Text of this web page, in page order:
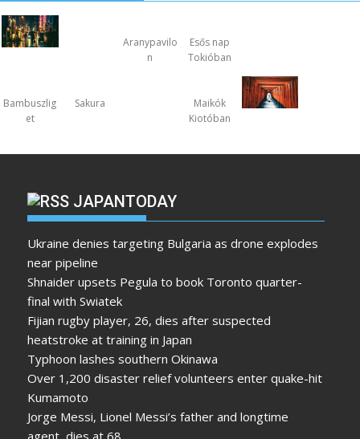
Aranypavilo
n
Esős nap
Tokióban
Bambuszlig
et
Sakura
Maikók
Kiotóban
JAPANTODAY
Ukraine denies targeting Bulgaria as drone explodes
near pipeline
Shnaider upsets Pegula to book Toronto quarter-
final with Swiatek
Fijian rugby player, 26, dies after suspected
heatstroke at training in Japan
Typhoon lashes southern Okinawa
Over 1,200 disaster relief volunteers enter quake-hit
Kumamoto
Jorge Messi, Lionel Messi’s father and longtime
agent, dies at 68